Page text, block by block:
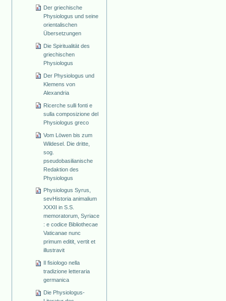
Der griechische
Physiologus und seine
orientalischen
Übersetzungen
Die Spiritualität des
griechischen
Physiologus
Der Physiologus und
Klemens von
Alexandria
Ricerche sulli fonti e
sulla composizione del
Physiologus greco
Vom Löwen bis zum
Wildesel. Die dritte,
sog.
pseudobasilianische
Redaktion des
Physiologus
Physiologus Syrus,
sevHistoria animalium
XXXII in S.S.
memoratorum, Syriace
: e codice Bibliothecae
Vaticanae nunc
primum editit, vertit et
illustravit
Il fisiologo nella
tradizione letteraria
germanica
Die Physiologus-